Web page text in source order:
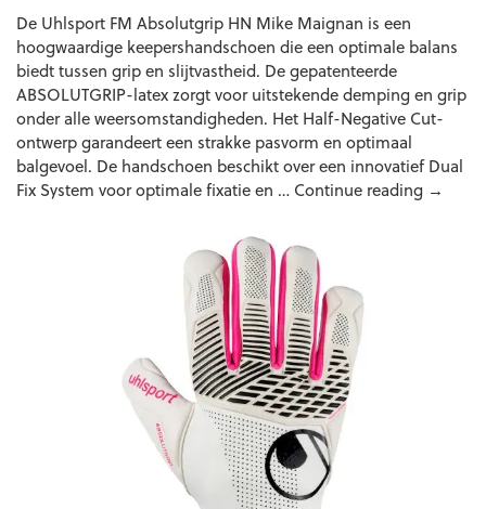
De Uhlsport FM Absolutgrip HN Mike Maignan is een
hoogwaardige keepershandschoen die een optimale balans
biedt tussen grip en slijtvastheid. De gepatenteerde
ABSOLUTGRIP-latex zorgt voor uitstekende demping en grip
onder alle weersomstandigheden. Het Half-Negative Cut-
ontwerp garandeert een strakke pasvorm en optimaal
balgevoel. De handschoen beschikt over een innovatief Dual
Fix System voor optimale fixatie en … Continue reading →